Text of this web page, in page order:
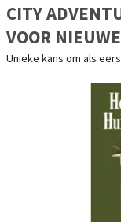
CITY
VOOR
Unieke kans om als